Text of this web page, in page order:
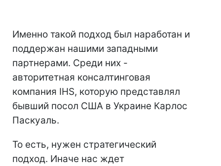
Именно такой подход был наработан и
поддержан нашими западными
партнерами. Среди них -
авторитетная консалтинговая
компания IHS, которую представлял
бывший посол США в Украине Карлос
Паскуаль.
То есть, нужен стратегический
подход. Иначе нас ждет